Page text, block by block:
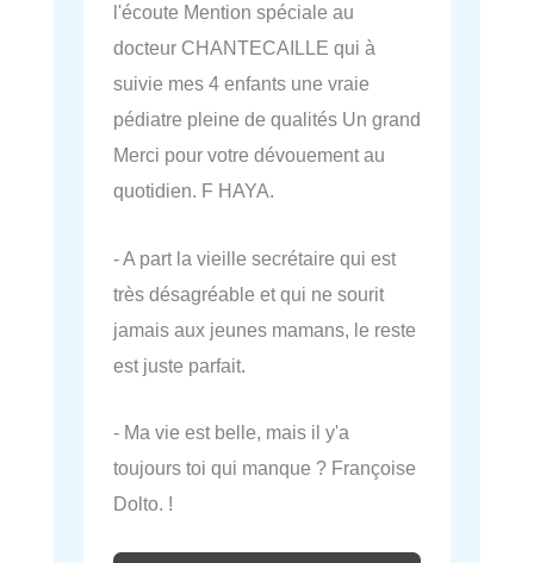
l'écoute Mention spéciale au
docteur CHANTECAILLE qui à
suivie mes 4 enfants une vraie
pédiatre pleine de qualités Un grand
Merci pour votre dévouement au
quotidien. F HAYA.
- A part la vieille secrétaire qui est
très désagréable et qui ne sourit
jamais aux jeunes mamans, le reste
est juste parfait.
- Ma vie est belle, mais il y'a
toujours toi qui manque ? Françoise
Dolto. !